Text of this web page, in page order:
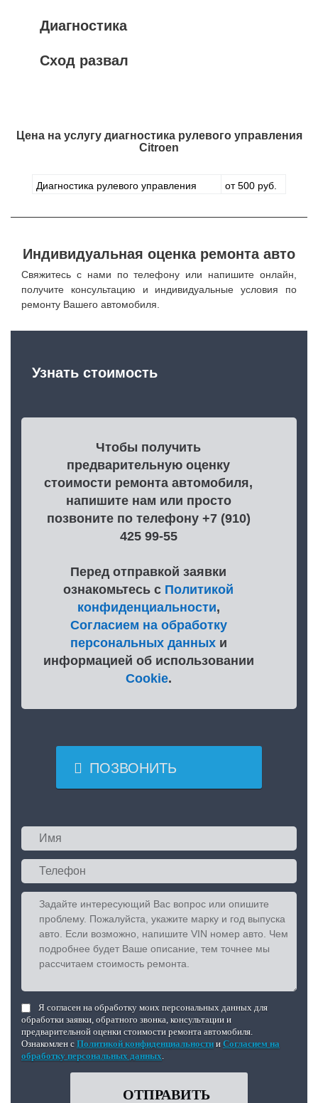
Диагностика
Сход развал
Цена на услугу диагностика рулевого управления
Citroen
Диагностика рулевого управления от 500 руб.
Индивидуальная оценка ремонта авто
Свяжитесь с нами по телефону или напишите онлайн,
получите консультацию и индивидуальные условия по
ремонту Вашего автомобиля.
Узнать стоимость
Чтобы получить
предварительную оценку
стоимости ремонта автомобиля,
напишите нам или просто
позвоните по телефону +7 (910)
425 99-55
Перед отправкой заявки
ознакомьтесь с Политикой
конфиденциальности,
Согласием на обработку
персональных данныхи
информацией об использовании
Cookie.
 ПОЗВОНИТЬ
Я согласен на обработку моих персональных данных для
обработки заявки, обратного звонка, консультации и
предварительной оценки стоимости ремонта автомобиля.
Ознакомлен с Политикой конфиденциальности и Согласием на
обработку персональных данных.
ОТПРАВИТЬ